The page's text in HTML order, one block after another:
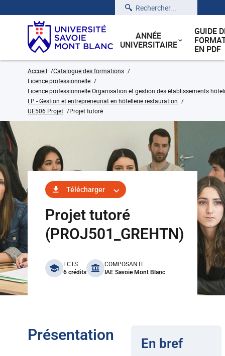
Rechercher
ANNÉE
UNIVERSITAIRE
GUIDE
EN PDF
Accueil
Catalogue des formations
Licence professionnelle
Licence professionnelle Organisation et gestion des établissements
LP - Gestion et entrepreneuriat en hôtellerie restauration
UE506 Projet
Projet tutoré
Télécharger
Projet tutoré
(PROJ501_GREHTN)
benefits
ECTS
6 crédits
COMPOSANTE
IAE Savoie Mont Blanc
Présentation En bref